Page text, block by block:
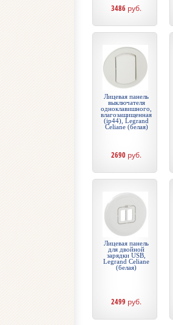
3486 руб.
Лицевая панель
выключателя
одноклавишного,
влагозащищенная
(ip44), Legrand
Celiane (белая)
2690 руб.
Лицевая панель
для двойной
зарядки USB,
Legrand Celiane
(белая)
2499 руб.